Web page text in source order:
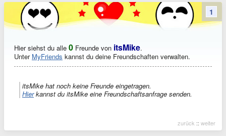
Hier siehst du alle 0 Freunde von itsMike.
Unter MyFriends kannst du deine Freundschaften verwalten.
itsMike hat noch keine Freunde eingetragen.
Hierkannst du itsMike eine Freundschaftsanfrage senden.
zurück :: weiter
1